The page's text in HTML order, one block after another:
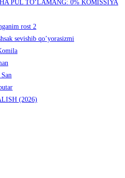
PUL TO‘LAMANG: 0% KOMISSIYA
rost 2
sevishib qo’yorasizmi
(2026)